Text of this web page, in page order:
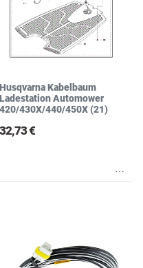
Husqvarna Kabelbaum
Ladestation Automower
420/430X/440/450X (21)
32,73 €